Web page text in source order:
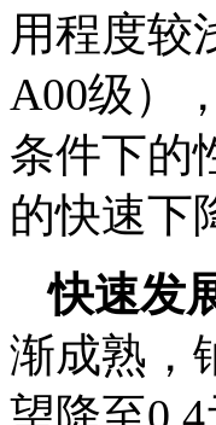
用程度较
A00级）
条件下的
的快速下
快速发
渐成熟，